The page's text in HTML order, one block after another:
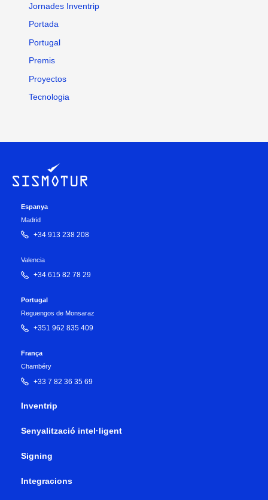
Jornades Inventrip
Portada
Portugal
Premis
Proyectos
Tecnologia
Espanya
Madrid
+34 913 238 208
Valencia
+34 615 82 78 29
Portugal
Reguengos de Monsaraz
+351 962 835 409
França
Chambéry
+33 7 82 36 35 69
Inventrip
Senyalització intel·ligent
Signing
Integracions